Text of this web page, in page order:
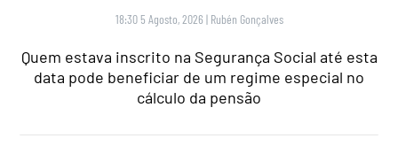
18:30 5 Agosto, 2026 | Rubén Gonçalves
Quem estava inscrito na Segurança Social até esta
data pode beneficiar de um regime especial no
cálculo da pensão